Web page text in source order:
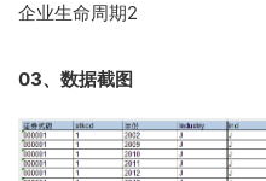
企业生命周期2
03、数据截图